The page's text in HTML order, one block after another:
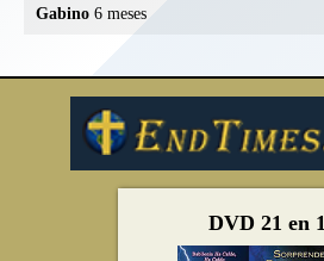
Gabino 6 meses
DVD 21 en 1